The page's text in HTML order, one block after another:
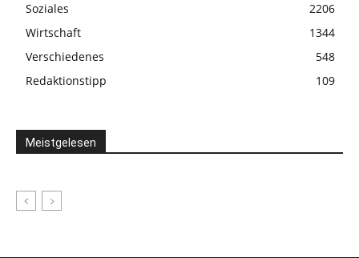
Soziales
2206
Wirtschaft
1344
Verschiedenes
548
Redaktionstipp
109
Meistgelesen